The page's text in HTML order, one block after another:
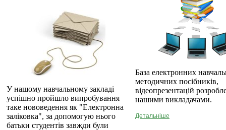
У нашому навчальному закладі
успішно пройшло випробування
таке нововедення як "Електронна
заліковка", за допомогую нього
батьки студентів завжди були
База електронних
методичних посібників,
відеопрезентацій
нашими викладачами.
Детальніше